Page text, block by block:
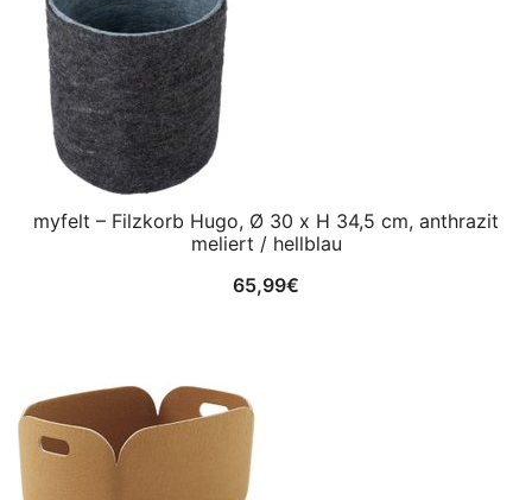
myfelt – Filzkorb Hugo, Ø 30 x H 34,5 cm, anthrazit
meliert / hellblau
65,99€